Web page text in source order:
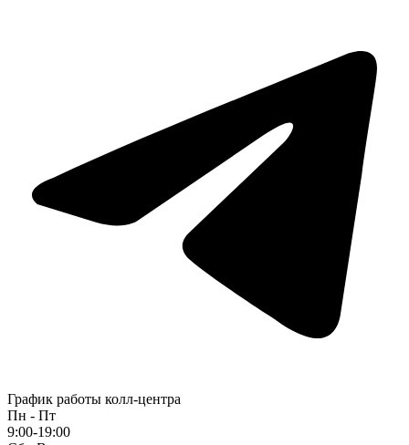
График работы колл-центра
Пн - Пт
9:00-19:00